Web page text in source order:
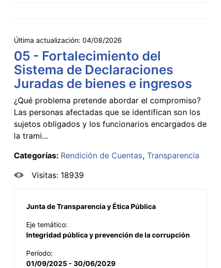
Última actualización: 04/08/2026
05 - Fortalecimiento del
Sistema de Declaraciones
Juradas de bienes e ingresos
¿Qué problema pretende abordar el compromiso?
Las personas afectadas que se identifican son los
sujetos obligados y los funcionarios encargados de
la trami...
Categorías: Rendición de Cuentas Transparencia
Visitas: 18939
Junta de Transparencia y Ética Pública
Eje temático:
Integridad pública y prevención de la corrupción
Período:
01/09/2025 - 30/06/2029